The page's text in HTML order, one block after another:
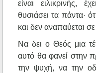
είναι ειλικρινής,
θυσιάσει τα πάντα·
και δεν αναπαύεται
Να δει ο Θεός μια
αυτό θα φανεί στην
την ψυχή, να την